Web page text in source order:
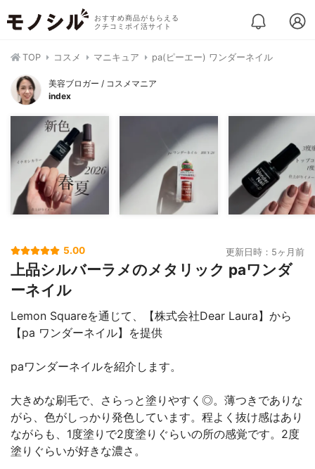
おすすめ商品がもらえる
クチコミポイ活サイト
TOP コスメ マニキュア pa(ピーエー) ワンダーネイル
美容ブロガー / コスメマニア
index
5.00 更新日時：5ヶ月前
上品シルバーラメのメタリック paワンダ
ーネイル
Lemon Squareを通じて、【株式会社Dear Laura】から
【pa ワンダーネイル】を提供
paワンダーネイルを紹介します。
大きめな刷毛で、さらっと塗りやすく◎。薄つきでありな
がら、色がしっかり発色しています。程よく抜け感はあり
ながらも、1度塗りで2度塗りぐらいの所の感覚です。2度
塗りぐらいが好きな濃さ。